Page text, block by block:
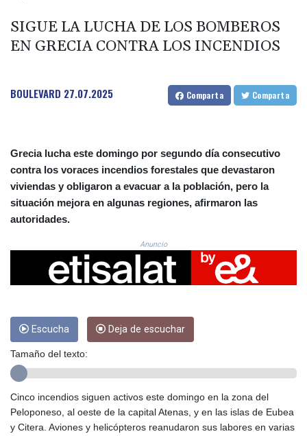
CLP 1056.199727
CNY 7.801146
CRC 525.509359
CUC 1.156136
CZK 24.258158
DJF 205.46888
DKK 7.477932
DOP 67.345355
DZD 153.688625
ERN 17.342035
ETB 184.982115
FJD 2.553384
FKP 0.859288
GEL 3.017966
GGP 0.859288
GHS 13.596606
GMD 84.980421
GNF 10145.090599
GTQ 8.820142
GYD 241.849406
SIGUE LA LUCHA DE LOS BOMBEROS
EN GRECIA CONTRA LOS INCENDIOS
BOULEVARD 27.07.2025 Comparta Comparta
Grecia lucha este domingo por segundo día consecutivo
contra los voraces incendios forestales que devastaron
viviendas y obligaron a evacuar a la población, pero la
situación mejora en algunas regiones, afirmaron las
autoridades.
Anuncio
Escucha Deja de escuchar
Tamaño del texto:
Cinco incendios siguen activos este domingo en la zona del
Peloponeso, al oeste de la capital Atenas, y en las islas de Eubea
y Citera. Aviones y helicópteros reanudaron sus labores en varias